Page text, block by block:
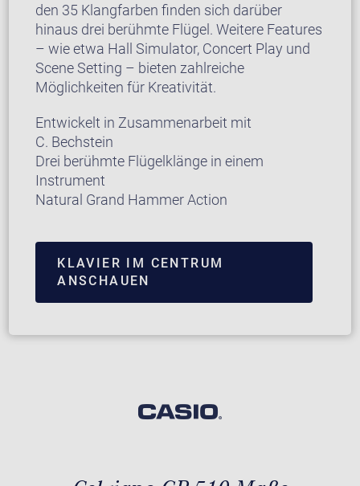
den 35 Klangfarben finden sich darüber
hinaus drei berühmte Flügel. Weitere Features
– wie etwa Hall Simulator, Concert Play und
Scene Setting – bieten zahlreiche
Möglichkeiten für Kreativität.
Entwickelt in Zusammenarbeit mit
C. Bechstein
Drei berühmte Flügelklänge in einem
Instrument
Natural Grand Hammer Action
KLAVIER IM CENTRUM
ANSCHAUEN